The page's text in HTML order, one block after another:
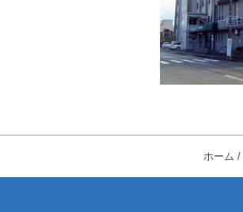
ホーム /